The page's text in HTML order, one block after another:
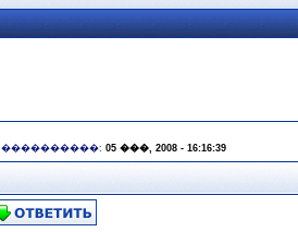
����������: 05 ���, 2008 - 16:16:39